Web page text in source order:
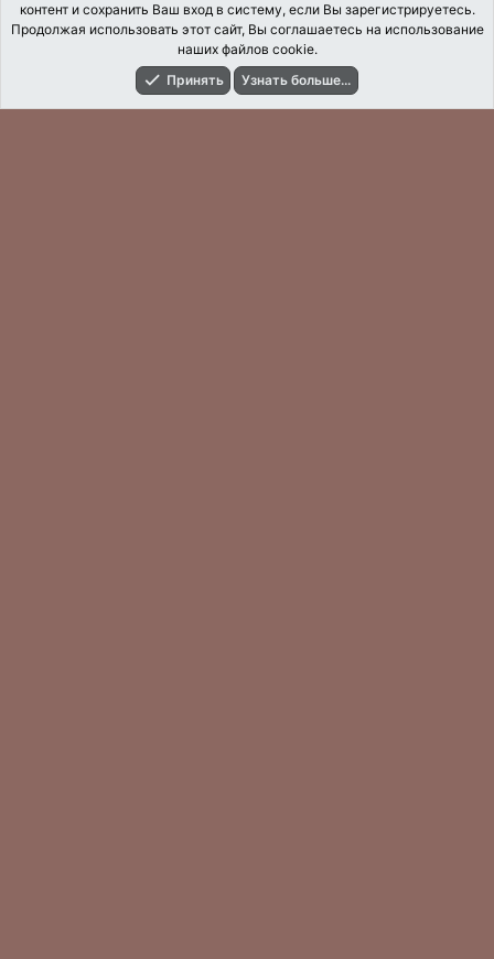
контент и сохранить Ваш вход в систему, если Вы зарегистрируетесь.
Продолжая использовать этот сайт, Вы соглашаетесь на использование
наших файлов cookie.
Принять
Узнать больше...